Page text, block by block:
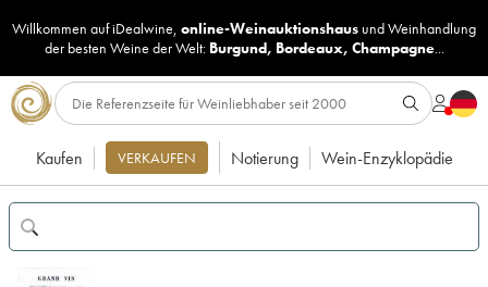
Willkommen auf iDealwine, online-Weinauktionshaus undWeinhandlung
der besten Weine der Welt: Burgund, Bordeaux, Champagne...
Kaufen VERKAUFEN Notierung Wein-Enzyklopädie